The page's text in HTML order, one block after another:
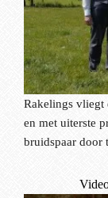
Rakelings vliegt
en met uiterste
bruidspaar door